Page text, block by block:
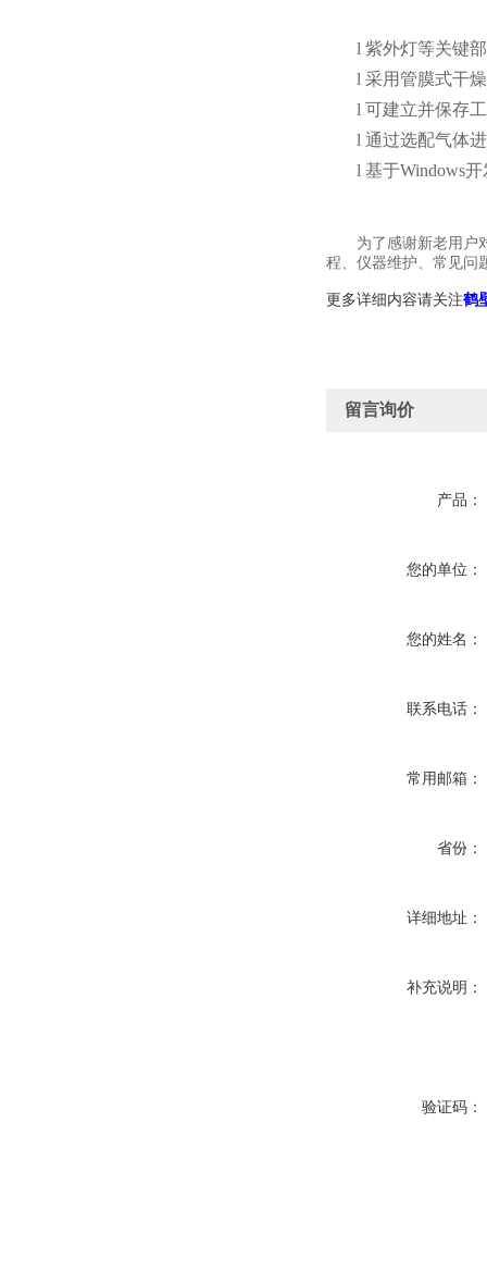
l 紫外灯等关键
l 采用管膜式干
l 可建立并保存
l 通过选配气体
l 基于Windows
为了感谢新老用户
程、仪器维护、常见问
更多详细内容请关注鹤
留言询价
产品：
您的单位：
您的姓名：
联系电话：
常用邮箱：
省份：
详细地址：
补充说明：
验证码：